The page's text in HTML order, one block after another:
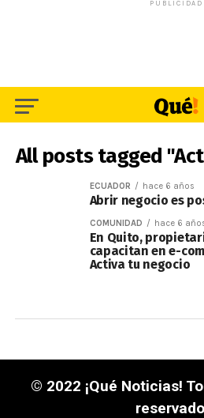
PUBLICIDAD
All posts tagged
ECUADOR hace 6 años
Abrir negocio es
COMUNIDAD hace 6
En Quito,
capacitan en e-
Activa tu negocio
© 2022 ¡Qué Noticias!